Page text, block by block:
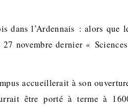
dans l’Ardennais : alors que
novembre dernier «
accueillerait à son
être porté à terme à